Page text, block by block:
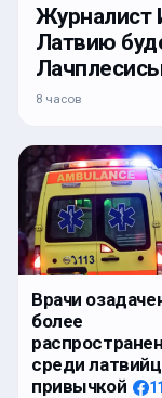
Журналист
Латвию
8 часов
Врачи
более
среди
привычкой